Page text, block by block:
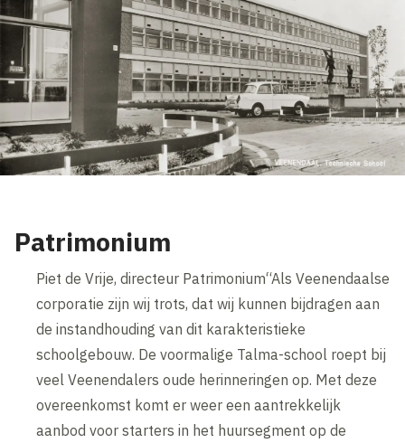
Patrimonium
Piet de Vrije, directeur Patrimonium“Als Veenendaalse
corporatie zijn wij trots, dat wij kunnen bijdragen aan
de instandhouding van dit karakteristieke
schoolgebouw. De voormalige Talma-school roept bij
veel Veenendalers oude herinneringen op. Met deze
overeenkomst komt er weer een aantrekkelijk
aanbod voor starters in het huursegment op de